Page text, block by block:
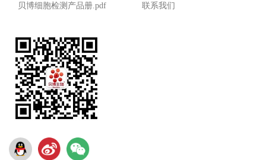
贝博细胞检测产品册.pdf
联系我们